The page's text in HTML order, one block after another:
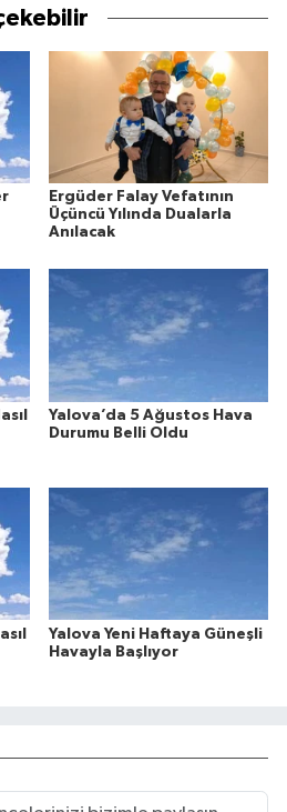
Ergüder Falay Vefatının
Üçüncü Yılında Dualarla
Anılacak
Yalova’da 5 Ağustos Hava
Durumu Belli Oldu
Yalova Yeni Haftaya Güneşli
Havayla Başlıyor